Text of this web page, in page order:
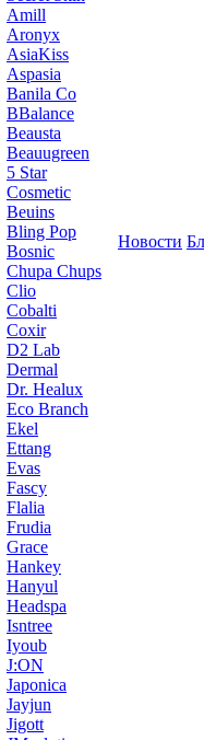
Amill
Aronyx
AsiaKiss
Aspasia
Banila Co
BBalance
Beausta
Beauugreen
5 Star
Cosmetic
Beuins
Bling Pop
Bosnic
Chupa Chups
Clio
Cobalti
Coxir
D2 Lab
Dermal
Dr. Healux
Eco Branch
Ekel
Ettang
Evas
Fascy
Flalia
Frudia
Grace
Hankey
Hanyul
Headspa
Isntree
Iyoub
J:ON
Japonica
Jayjun
Jigott
Новости